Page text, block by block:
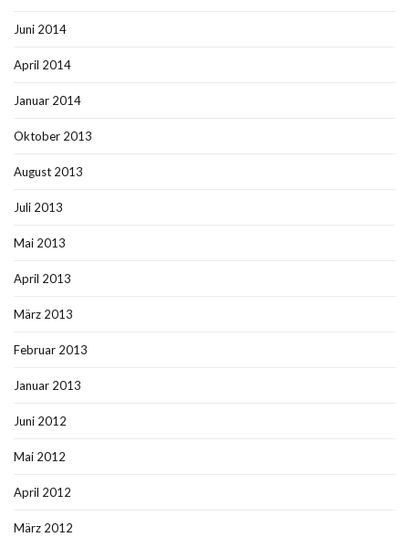
Juni 2014
April 2014
Januar 2014
Oktober 2013
August 2013
Juli 2013
Mai 2013
April 2013
März 2013
Februar 2013
Januar 2013
Juni 2012
Mai 2012
April 2012
März 2012